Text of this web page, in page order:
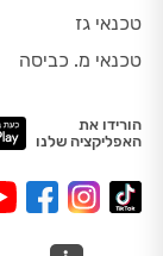
טכנאי גז
טכנאי מ. כביסה
הורידו את
האפליקציה שלנו